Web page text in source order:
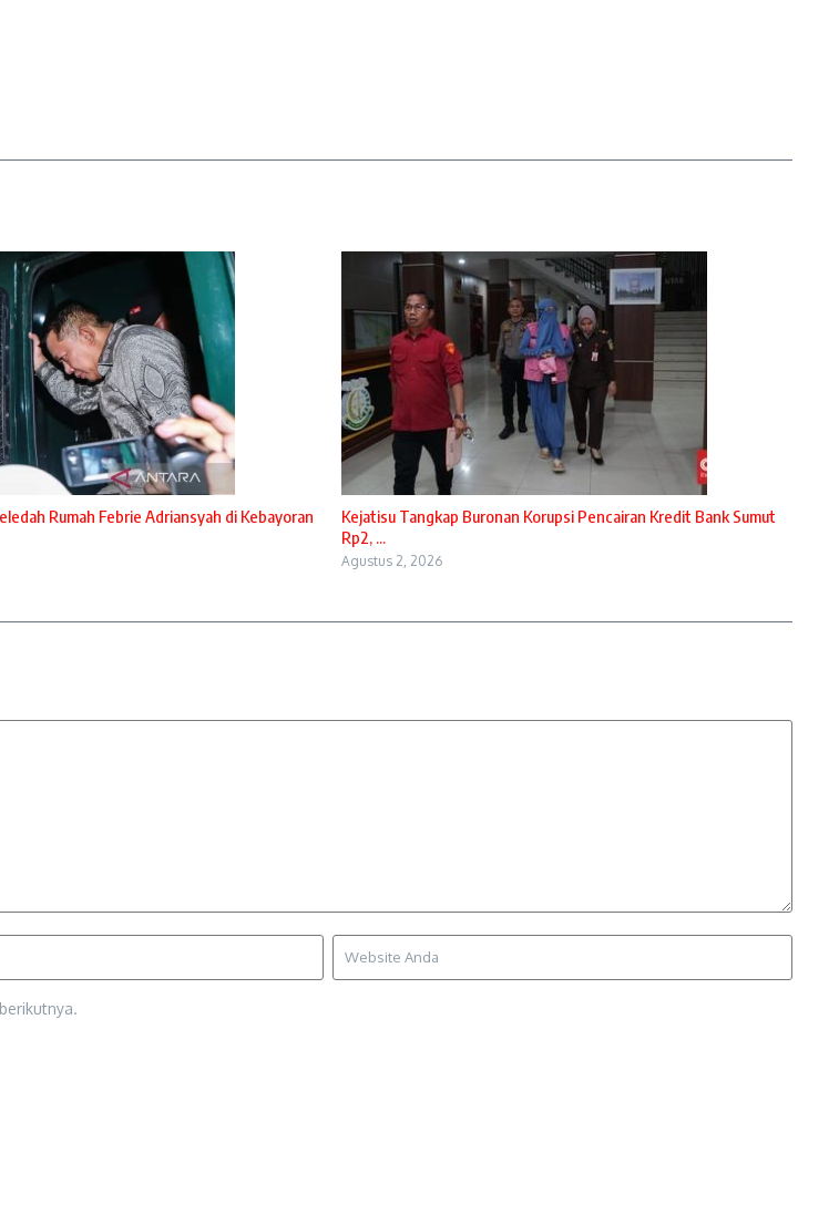
Rumah Febrie Adriansyah di Kebayoran
Kejatisu Tangkap Buronan Korupsi Pencairan Kredit Bank Sumut
Rp2, ...
Agustus 2, 2026